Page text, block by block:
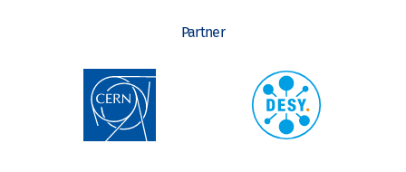
Partner